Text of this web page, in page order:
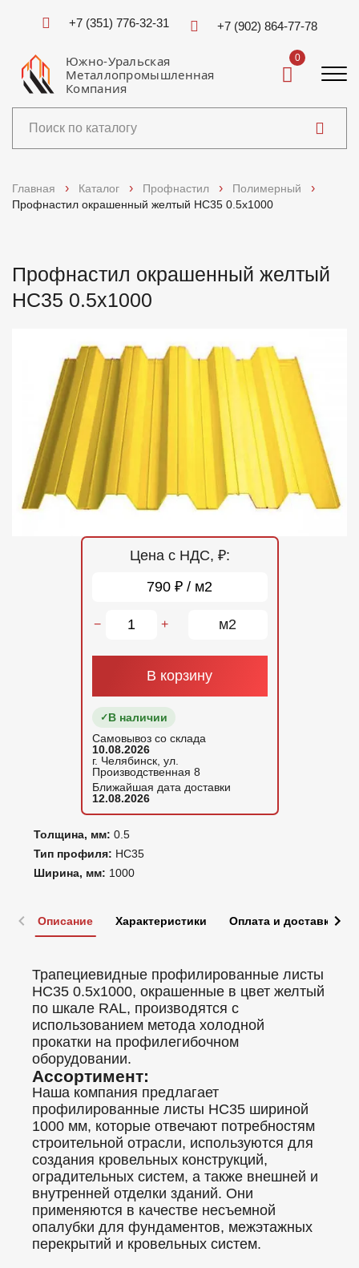
+7 (351) 776-32-31 +7 (902) 864-77-78
Южно-Уральская
Металлопромышленная
Компания
0
Доставка и оплата
Отзывы
Контакты
Главная Каталог Профнастил
Полимерный
Профнастил окрашенный желтый НС35 0.5x1000
Профнастил окрашенный желтый
НС35 0.5x1000
Толщина, мм: 0.5
Тип профиля: НС35
Ширина, мм: 1000
Цена с НДС, ₽:
790 ₽ / м2
− + м2
В корзину
В наличии
Самовывоз со склада
10.08.2026
г. Челябинск, ул.
Производственная 8
Ближайшая дата доставки
12.08.2026
Описание Характеристики Оплата и доставка
Трапециевидные профилированные листы
НС35 0.5x1000, окрашенные в цвет желтый
по шкале RAL, производятся с
использованием метода холодной
прокатки на профилегибочном
оборудовании.
Ассортимент:
Наша компания предлагает
профилированные листы НС35 шириной
1000 мм, которые отвечают потребностям
строительной отрасли, используются для
создания кровельных конструкций,
оградительных систем, а также внешней и
внутренней отделки зданий. Они
применяются в качестве несъемной
опалубки для фундаментов, межэтажных
перекрытий и кровельных систем.